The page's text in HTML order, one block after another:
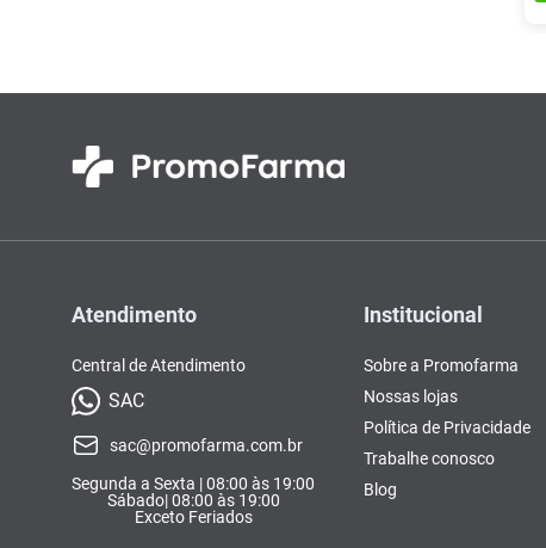
Atendimento
Central de Atendimento
SAC
sac@promofarma.com.br
Segunda a Sexta | 08:00 às 19:00
Sábado| 08:00 às 19:00
Exceto Feriados
Institucional
Sobre a Promofarma
Nossas lojas
Política de Privacidade
Trabalhe conosco
Blog